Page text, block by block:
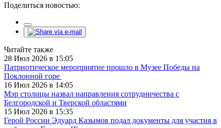
Поделиться новостью:
Читайте также
28 Июл 2026 в 15:05
Патриотическое мероприятие прошло в Музее Победы на
Поклонной горе
16 Июл 2026 в 14:05
Мэр столицы назвал направления сотрудничества с
Белгородской и Тверской областями
15 Июл 2026 в 15:35
Герой России Эдуард Казымов подал документы для участия в